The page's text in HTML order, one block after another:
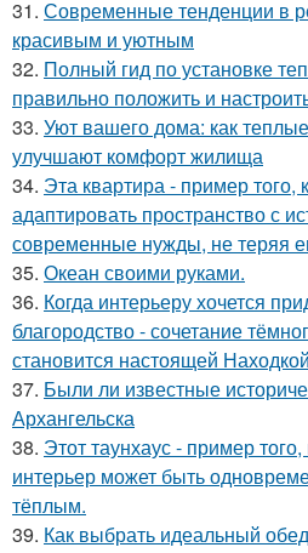
31. Современные тенденции в
красивым и уютным
32. Полный гид по установке
правильно положить и
33. Уют вашего дома: как
улучшают комфорт жилища
34. Эта квартира - пример
адаптировать пространство с
современные нужды, не теряя
35. Океан своими руками.
36. Когда интерьеру хочется
благородство - сочетание
становится настоящей
37. Были ли известные
Архангельска
38. Этот таунхаус - пример
интерьер может быть
тёплым.
39. Как выбрать идеальный